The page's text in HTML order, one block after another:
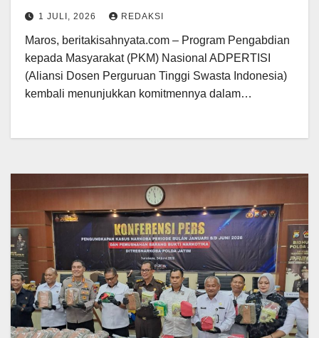
1 JULI, 2026 REDAKSI
Maros, beritakisahnyata.com – Program Pengabdian
kepada Masyarakat (PKM) Nasional ADPERTISI
(Aliansi Dosen Perguruan Tinggi Swasta Indonesia)
kembali menunjukkan komitmennya dalam…